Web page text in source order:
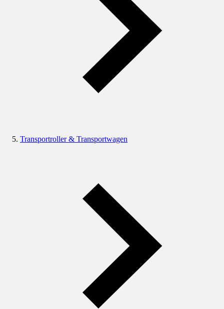
Transportroller & Transportwagen